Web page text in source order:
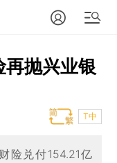
再抛兴业银
T中
险兑付154.21亿